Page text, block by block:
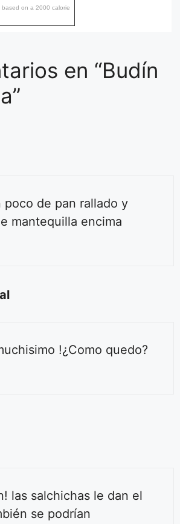
based on a 2000 calorie
en “Budín
poco de pan rallado y
mantequilla encima
!¿Como quedo?
las salchichas le dan el
se podrían